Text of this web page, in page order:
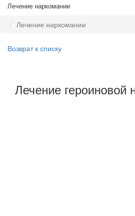
Лечение наркомании
Лечение наркомании
Лечение героиновой
Возврат к списку